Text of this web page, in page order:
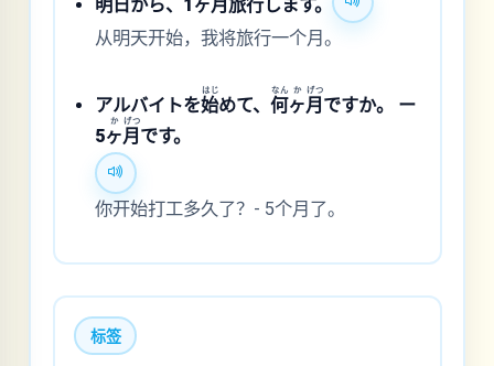
明 日 から、1 ヶ月旅行します。
从明天开始，我将旅行一个月。
アルバイトを始
はじ
めて、何
なん
ヶ
か
月
げつ
ですか。 ー
5ヶ
か
月
げつ
です。
你开始打工多久了？- 5个月了。
标签